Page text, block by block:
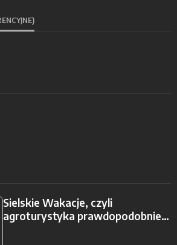
Sielskie Wakacje, czyli
agroturystyka prawdopodobnie…